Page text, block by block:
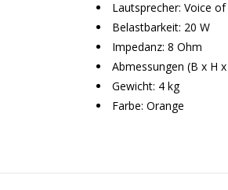
Lautsprecher: Voice
Belastbarkeit: 20 W
Impedanz: 8 Ohm
Abmessungen (B x H
Gewicht: 4 kg
Farbe: Orange